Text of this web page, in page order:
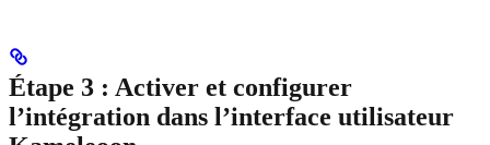
Étape 3 : Activer et configurer
l’intégration dans l’interface utilisateur